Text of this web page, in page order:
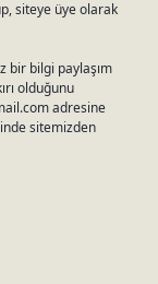
siteye üye olarak
bir bilgi paylaşım
olduğunu
adresine
sitemizden